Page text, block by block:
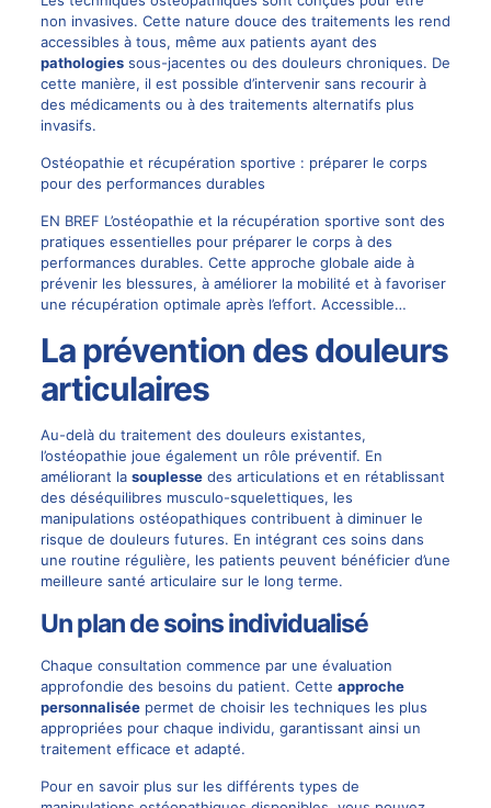
non invasives. Cette nature douce des traitements les rend
accessibles à tous, même aux patients ayant des
pathologiessous-jacentes ou des douleurs chroniques. De
cette manière, il est possible d’intervenir sans recourir à
des médicaments ou à des traitements alternatifs plus
invasifs.
Ostéopathie et récupération sportive : préparer le corps
pour des performances durables
EN BREF L’ostéopathie et la récupération sportive sont des
pratiques essentielles pour préparer le corps à des
performances durables. Cette approche globale aide à
prévenir les blessures, à améliorer la mobilité et à favoriser
une récupération optimale après l’effort. Accessible…
La prévention des douleurs
articulaires
Au-delà du traitement des douleurs existantes,
l’ostéopathie joue également un rôle préventif. En
améliorant la souplessedes articulations et en rétablissant
des déséquilibres musculo-squelettiques, les
manipulations ostéopathiques contribuent à diminuer le
risque de douleurs futures. En intégrant ces soins dans
une routine régulière, les patients peuvent bénéficier d’une
meilleure santé articulaire sur le long terme.
Un plan de soins individualisé
Chaque consultation commence par une évaluation
approfondie des besoins du patient. Cette approche
personnaliséepermet de choisir les techniques les plus
appropriées pour chaque individu, garantissant ainsi un
traitement efficace et adapté.
Pour en savoir plus sur les différents types de